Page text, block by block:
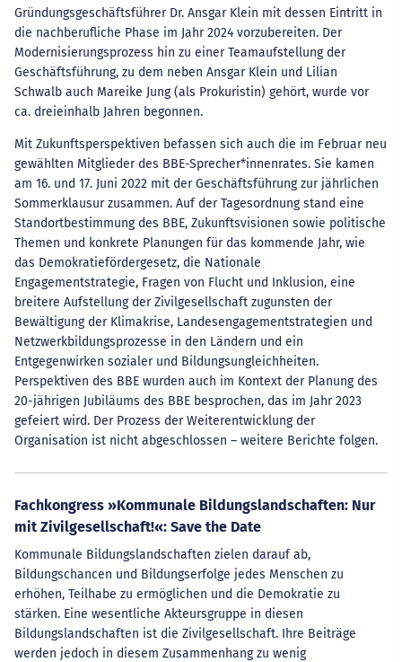
Gründungsgeschäftsführer Dr. Ansgar Klein mit dessen Eintritt in
die nachberufliche Phase im Jahr 2024 vorzubereiten. Der
Modernisierungsprozess hin zu einer Teamaufstellung der
Geschäftsführung, zu dem neben Ansgar Klein und Lilian
Schwalb auch Mareike Jung (als Prokuristin) gehört, wurde vor
ca. dreieinhalb Jahren begonnen.
Mit Zukunftsperspektiven befassen sich auch die im Februar neu
gewählten Mitglieder des BBE-Sprecher*innenrates. Sie kamen
am 16. und 17. Juni 2022 mit der Geschäftsführung zur jährlichen
Sommerklausur zusammen. Auf der Tagesordnung stand eine
Standortbestimmung des BBE, Zukunftsvisionen sowie politische
Themen und konkrete Planungen für das kommende Jahr, wie
das Demokratiefördergesetz, die Nationale
Engagementstrategie, Fragen von Flucht und Inklusion, eine
breitere Aufstellung der Zivilgesellschaft zugunsten der
Bewältigung der Klimakrise, Landesengagementstrategien und
Netzwerkbildungsprozesse in den Ländern und ein
Entgegenwirken sozialer und Bildungsungleichheiten.
Perspektiven des BBE wurden auch im Kontext der Planung des
20-jährigen Jubiläums des BBE besprochen, das im Jahr 2023
gefeiert wird. Der Prozess der Weiterentwicklung der
Organisation ist nicht abgeschlossen – weitere Berichte folgen.
Fachkongress »Kommunale Bildungslandschaften: Nur
mit Zivilgesellschaft!«: Save the Date
Kommunale Bildungslandschaften zielen darauf ab,
Bildungschancen und Bildungserfolge jedes Menschen zu
erhöhen, Teilhabe zu ermöglichen und die Demokratie zu
stärken. Eine wesentliche Akteursgruppe in diesen
Bildungslandschaften ist die Zivilgesellschaft. Ihre Beiträge
werden jedoch in diesem Zusammenhang zu wenig